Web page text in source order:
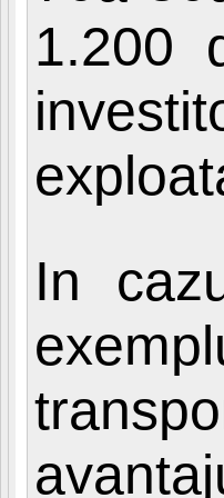
1.200
In